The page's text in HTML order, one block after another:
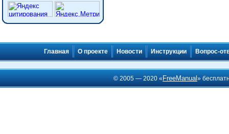
Главная О проекте Новости Инструкции Вопрос-
© 2005 — 2020 « FreeManual»